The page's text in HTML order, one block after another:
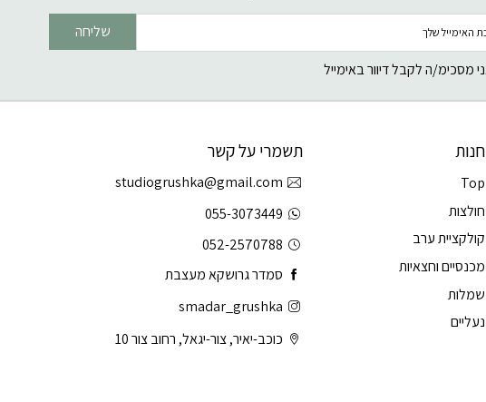
שליחה
מסכימ/ה לקבל דיוור באימייל
חנות
Top
חולצות
קולקציית ערב
מכנסיים וחצאיות
שמלות
נעליים
תשמרי על קשר
studiogrushka@gmail.com
055-3073449
052-2570788
סמדר גרושקא מעצבת
smadar_grushka
כוכב-יאיר, צור-יגאל, רחוב צור 10